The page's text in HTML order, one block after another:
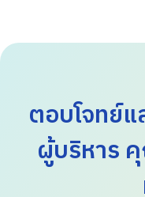
ตอบโจทย์
ผู้บริหาร